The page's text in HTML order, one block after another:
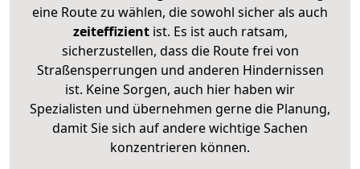
eine Route zu wählen, die sowohl sicher als auch
zeiteffizientist. Es ist auch ratsam,
sicherzustellen, dass die Route frei von
Straßensperrungen und anderen Hindernissen
ist. Keine Sorgen, auch hier haben wir
Spezialisten und übernehmen gerne die Planung,
damit Sie sich auf andere wichtige Sachen
konzentrieren können.